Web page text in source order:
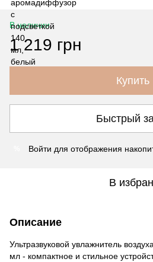
В наличии
1 219 грн
Купить
Быстрый
Войти для отображения
В
Описание
Ультразвуковой увлажнитель
мл - компактное и стильное